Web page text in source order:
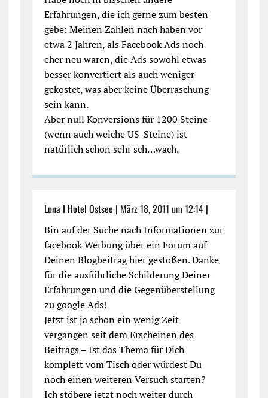
Erfahrungen, die ich gerne zum besten
gebe: Meinen Zahlen nach haben vor
etwa 2 Jahren, als Facebook Ads noch
eher neu waren, die Ads sowohl etwas
besser konvertiert als auch weniger
gekostet, was aber keine Überraschung
sein kann.
Aber null Konversions für 1200 Steine
(wenn auch weiche US-Steine) ist
natürlich schon sehr sch…wach.
Luna I Hotel Ostsee | März 18, 2011 um 12:14|
Bin auf der Suche nach Informationen zur
facebook Werbung über ein Forum auf
Deinen Blogbeitrag hier gestoßen. Danke
für die ausführliche Schilderung Deiner
Erfahrungen und die Gegenüberstellung
zu google Ads!
Jetzt ist ja schon ein wenig Zeit
vergangen seit dem Erscheinen des
Beitrags – Ist das Thema für Dich
komplett vom Tisch oder würdest Du
noch einen weiteren Versuch starten?
Ich stöbere jetzt noch weiter durch